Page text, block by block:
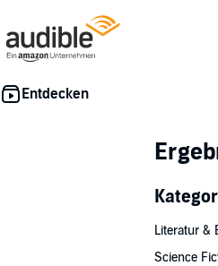
Literatur &
Science